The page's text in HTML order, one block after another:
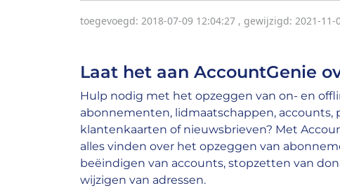
toegevoegd: 2018-07-09 12:04:27 , gewijzigd: 2021-11-
Laat het aan AccountGenie
Hulp nodig met het opzeggen van on- en
abonnementen, lidmaatschappen, accounts,
klantenkaarten of nieuwsbrieven? Met
alles vinden over het opzeggen van
beëindigen van accounts, stopzetten van
wijzigen van adressen.